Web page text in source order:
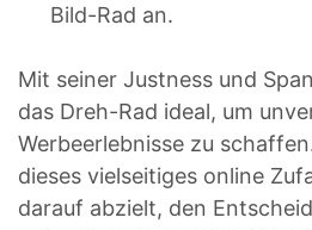
Bild-Rad an.
Mit seiner Justness und
das Dreh-Rad ideal, um
Werbeerlebnisse zu
dieses vielseitiges online
darauf abzielt, den